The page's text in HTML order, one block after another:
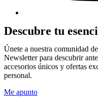
Descubre tu
Únete a nuestra comunidad
Newsletter para descubrir
accesorios únicos y ofertas
personal.
Me apunto